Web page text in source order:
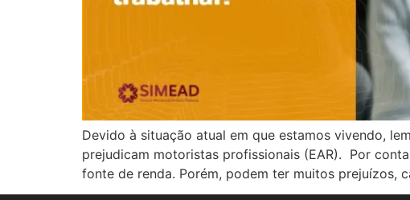
Devido à situação atual em que estamos vivendo,
prejudicam motoristas profissionais (EAR). Por
fonte de renda. Porém, podem ter muitos prejuízos,